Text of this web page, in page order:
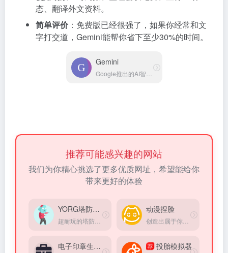
态、翻译外文资料。
简单评价：免费版已经很强了，如果你经常和文
字打交道，Gemini能帮你省下至少30%的时间。
Gemini
推荐可能感兴趣的网站
我们为你精心挑选了更多优质网址，希望能给你
带来更好的体验
YORG塔防小游戏 动漫捏脸
电子印章生成器 荐 投胎模拟器